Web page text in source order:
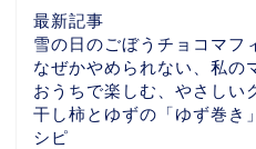
最新記事
雪の日のごぼうチョコマフ
なぜかやめられない、私の
おうちで楽しむ、やさしい
干し柿とゆずの「ゆず巻き
シピ